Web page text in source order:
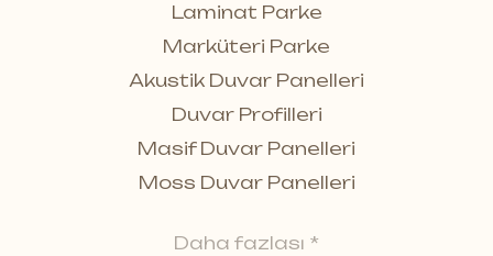
Laminat Parke
Marküteri Parke
Akustik Duvar Panelleri
Duvar Profilleri
Masif Duvar Panelleri
Moss Duvar Panelleri
Daha fazlası *